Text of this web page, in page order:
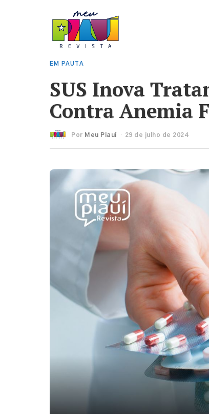
EM PAUTA
SUS Inova
Contra Anemia
Por Meu Piauí 29 de julho de 2024